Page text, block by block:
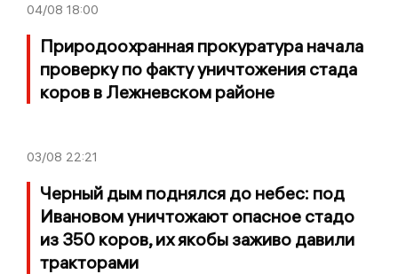
04/08 18:00
Природоохранная прокуратура начала
проверку по факту уничтожения стада
коров в Лежневском районе
03/08 22:21
Черный дым поднялся до небес: под
Ивановом уничтожают опасное стадо
из 350 коров, их якобы заживо давили
тракторами